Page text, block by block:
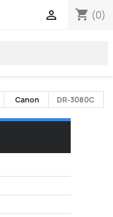
shopping_cart (0)

Canon DR-3080C